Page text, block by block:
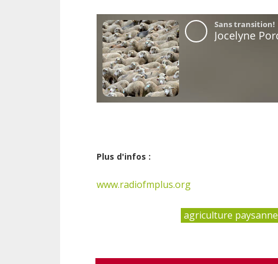
Plus d'infos :
www.radiofmplus.org
agriculture paysanne